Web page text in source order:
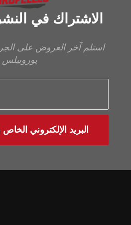
الاشتراك في
استلم آخر العروض على
يوروبيلس
البريد الإلكتروني